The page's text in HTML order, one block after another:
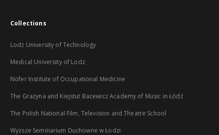
Collections
Lodz University of Technology
Medical University of Lodz
Nofer Institute of Occupational Medicine
The Grażyna and Kiejstut Bacewicz Academy of Music in Łódź
The Polish National Film, Television and Theatre School
Wyższe Seminarium Duchowne w Łodzi